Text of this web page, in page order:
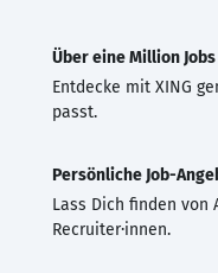
Über eine Million Jobs
Entdecke mit XING
passt.
Persönliche Job-
Lass Dich finden von
Recruiter·innen.